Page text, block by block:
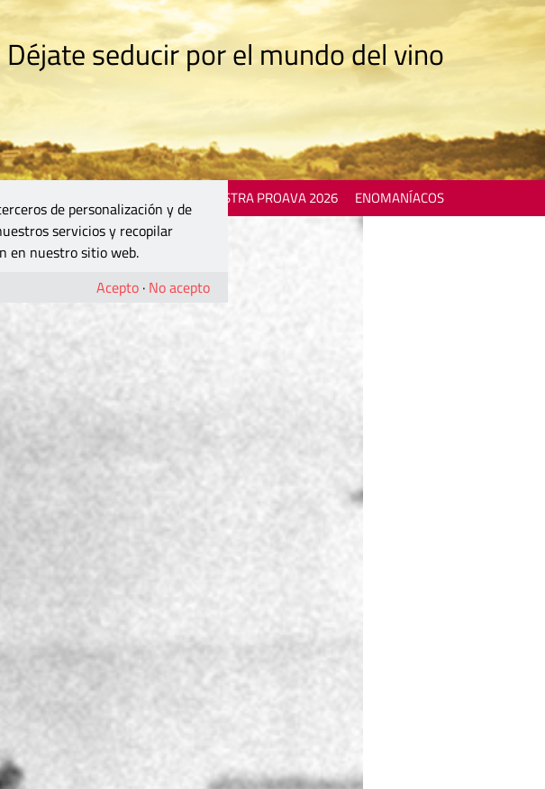
Déjate seducir por el mundo del vino
MOSTRA PROAVA 2026 ENOMANÍACOS
de personalización y de
servicios y recopilar
en nuestro sitio web.
Acepto · No acepto